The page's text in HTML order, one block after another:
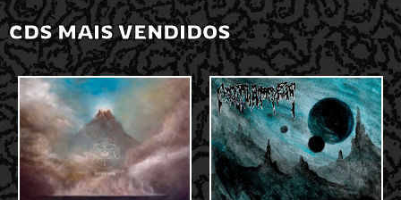
CDS MAIS VENDIDOS